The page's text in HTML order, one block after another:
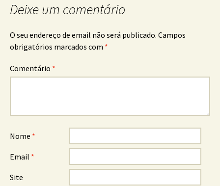
Deixe um comentário
O seu endereço de email não será publicado. Campos
obrigatórios marcados com *
Comentário *
Nome *
Email *
Site